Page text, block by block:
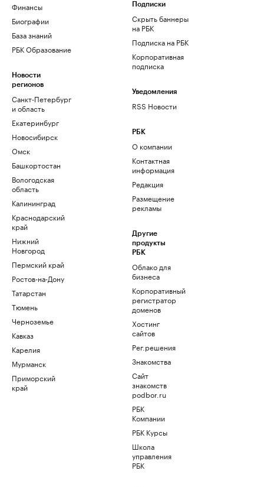
Финансы
Биографии
База знаний
РБК Образование
Новости
регионов
Санкт-Петербург
и область
Екатеринбург
Новосибирск
Омск
Башкортостан
Вологодская
область
Калининград
Краснодарский
край
Нижний
Новгород
Пермский край
Ростов-на-Дону
Татарстан
Тюмень
Черноземье
Кавказ
Карелия
Мурманск
Приморский
край
Подписки
Скрыть баннеры
на РБК
Подписка на РБК
Корпоративная
подписка
Уведомления
RSS Новости
РБК
О компании
Контактная
информация
Редакция
Размещение
рекламы
Другие
продукты
РБК
Облако для
бизнеса
Корпоративный
регистратор
доменов
Хостинг
сайтов
Рег.решения
Знакомства
Сайт
знакомств
podbor.ru
РБК
Компании
РБК Курсы
Школа
управления
РБК